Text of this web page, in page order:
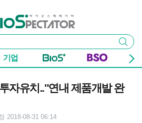
오스펙테이터
검색
기업
자유치.."연내 제품개발 완
2018-08-31 06:14